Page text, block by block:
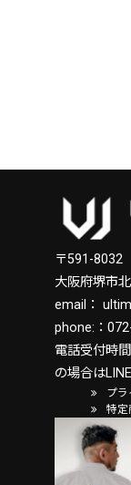
〒591-8032
大阪府堺市
email：
phone:：
電話受付時
の場合は
プラ
特定